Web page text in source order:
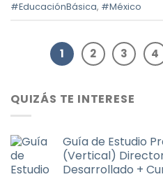
#EducaciónBásica, #México
1 2 3 4
QUIZÁS TE INTERESE
Guía de Estudio
(Vertical)
Desarrollado +